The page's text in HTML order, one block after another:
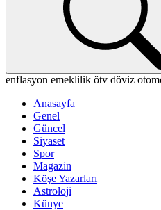
enflasyon emeklilik ötv döviz
Anasayfa
Genel
Güncel
Siyaset
Spor
Magazin
Köşe Yazarları
Astroloji
Künye